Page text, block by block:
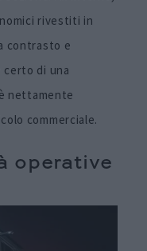
rivestiti in
contrasto e
certo di una
nettamente
commerciale.
operative